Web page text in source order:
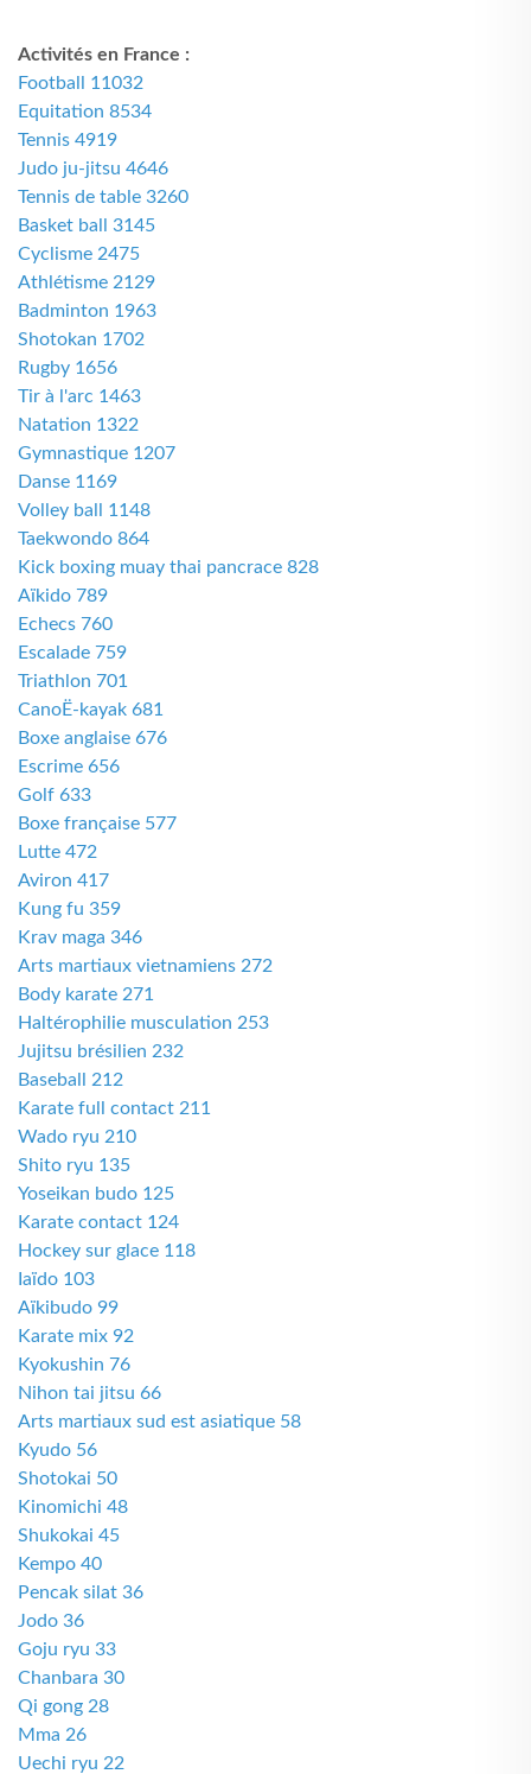
Activités en France :
Football 11032
Equitation 8534
Tennis 4919
Judo ju-jitsu 4646
Tennis de table 3260
Basket ball 3145
Cyclisme 2475
Athlétisme 2129
Badminton 1963
Shotokan 1702
Rugby 1656
Tir à l'arc 1463
Natation 1322
Gymnastique 1207
Danse 1169
Volley ball 1148
Taekwondo 864
Kick boxing muay thai pancrace 828
Aïkido 789
Echecs 760
Escalade 759
Triathlon 701
CanoË-kayak 681
Boxe anglaise 676
Escrime 656
Golf 633
Boxe française 577
Lutte 472
Aviron 417
Kung fu 359
Krav maga 346
Arts martiaux vietnamiens 272
Body karate 271
Haltérophilie musculation 253
Jujitsu brésilien 232
Baseball 212
Karate full contact 211
Wado ryu 210
Shito ryu 135
Yoseikan budo 125
Karate contact 124
Hockey sur glace 118
Iaïdo 103
Aïkibudo 99
Karate mix 92
Kyokushin 76
Nihon tai jitsu 66
Arts martiaux sud est asiatique 58
Kyudo 56
Shotokai 50
Kinomichi 48
Shukokai 45
Kempo 40
Pencak silat 36
Jodo 36
Goju ryu 33
Chanbara 30
Qi gong 28
Mma 26
Uechi ryu 22